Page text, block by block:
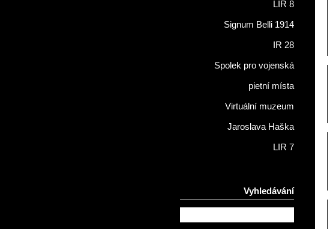
LIR 8
Signum Belli 1914
IR 28
Spolek pro vojenská
pietní místa
Virtuální muzeum
Jaroslava Haška
LIR 7
Vyhledávání